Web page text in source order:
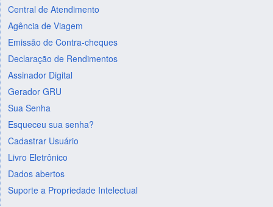
Central de Atendimento
Agência de Viagem
Emissão de Contra-cheques
Declaração de Rendimentos
Assinador Digital
Gerador GRU
Sua Senha
Esqueceu sua senha?
Cadastrar Usuário
Livro Eletrônico
Dados abertos
Suporte a Propriedade Intelectual